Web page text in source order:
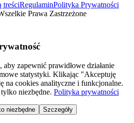
treściRegulaminPolityka Prywatności
Prawa Zastrzeżone
zapewnić prawidłowe działanie
statystyki. Klikając "Akceptuję
na cookies analityczne i funkcjonalne.
niezbędne. Polityka prywatności
niezbędne Szczegóły